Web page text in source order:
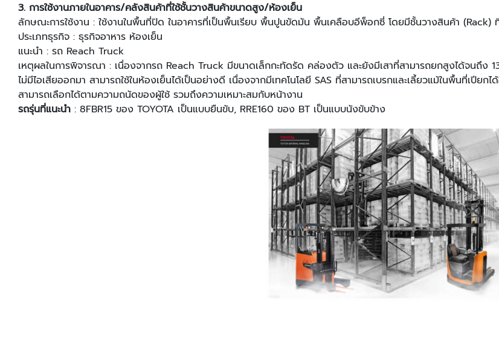
3. การใช้งานภายในอาคาร/คลังสินค้าที่ใช้ชั้นวางสินค้าขนาดสูง/ห้องเย็น
ลักษณะการใช้งาน : ใช้งานในพื้นที่ปิด ในอาคารที่เป็นพื้นเรียบ พื้นปูนขัดมัน พื้นเคลือบอีพ็อกซี่ โดยมีชั้นวางสินค้า (Rack)
ประเภทธุรกิจ : ธุรกิจอาหาร ห้องเย็น
แนะนํา : รถ Reach Truck
เหตุผลในการพิจารณา : เนื่องจากรถ Reach Truck มีขนาดเล็กกะทัดรัด คล่องตัว และยังมีเสาที่สามารถยกสูงได้จนถึง
ไม่มีไอเสียออกมา สามารถใช้ในห้องเย็นได้เป็นอย่างดี เนื่องจากมีเทคโนโลยี SAS ที่สามารถเบรกและเลี้ยวแม้ในพื้นที่เ
สามารถเลือกได้ตามความถนัดของผู้ใช้ รวมถึงความเหมาะสมกับหน้างาน
รถรุ่นที่แนะนํา : 8FBR15 ของ TOYOTA เป็นแบบยืนขับ, RRE160 ของ BT เป็นแบบนังขับข้าง